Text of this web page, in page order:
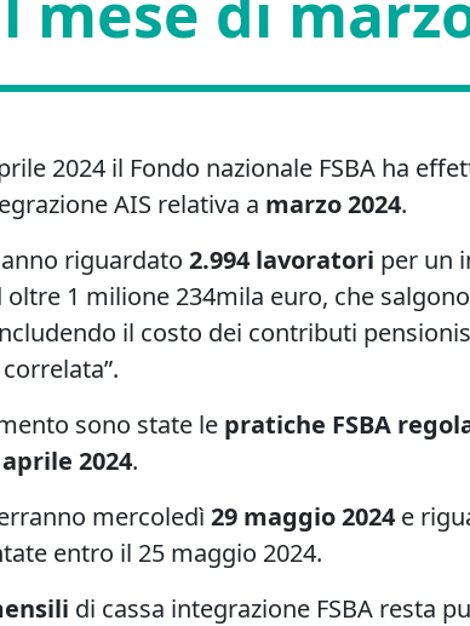
2024 il Fondo nazionale FSBA ha
AIS relativa a marzo 2024.
riguardato 2.994 lavoratori per un
1 milione 234mila euro, che
il costo dei contributi
sono state le pratiche FSBA
2024.
mercoledì 29 maggio 2024 e
entro il 25 maggio 2024.
di cassa integrazione FSBA resta